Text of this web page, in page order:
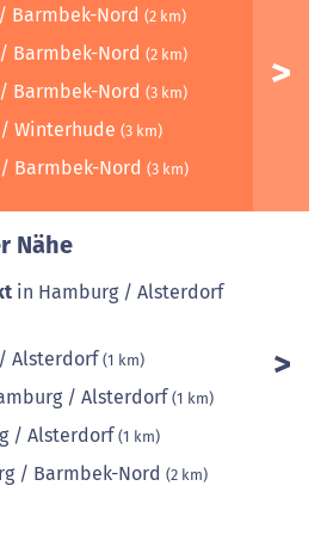
Barmbek-Nord (2 km)
Barmbek-Nord (2 km)
Barmbek-Nord (3 km)
Winterhude (3 km)
Barmbek-Nord (3 km)
Nähe
in Hamburg / Alsterdorf
Alsterdorf(1 km)
/ Alsterdorf(1 km)
/ Alsterdorf(1 km)
/ Barmbek-Nord (2 km)